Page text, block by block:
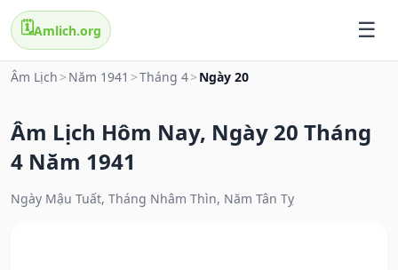
🗓️Amlich.org
Âm Lịch > Năm 1941 >Tháng 4> Ngày 20
Âm Lịch Hôm Nay, Ngày 20 Tháng
4 Năm 1941
Ngày Mậu Tuất, Tháng Nhâm Thìn, Năm Tân Tỵ